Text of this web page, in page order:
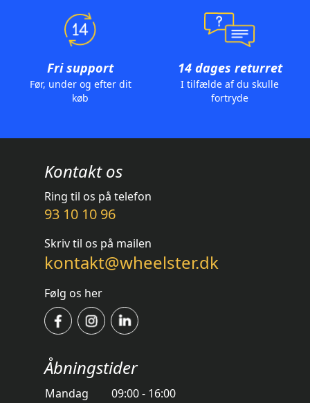
Fri support
Før, under og efter dit
køb
14 dages returret
I tilfælde af du skulle
fortryde
Kontakt os
Ring til os på telefon
93 10 10 96
Skriv til os på mailen
kontakt@wheelster.dk
Følg os her
Åbningstider
Mandag
09:00 - 16:00